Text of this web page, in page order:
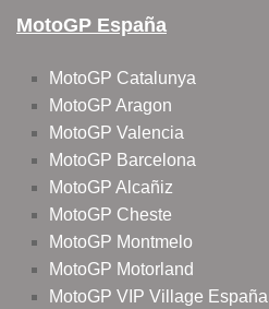
MotoGP España
MotoGP Catalunya
MotoGP Aragon
MotoGP Valencia
MotoGP Barcelona
MotoGP Alcañiz
MotoGP Cheste
MotoGP Montmelo
MotoGP Motorland
MotoGP VIP Village España